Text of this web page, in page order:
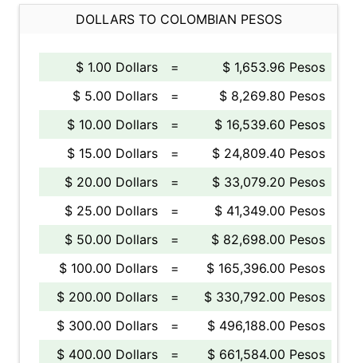
DOLLARS TO COLOMBIAN PESOS
$ 1.00 Dollars =
$ 1,653.96 Pesos
$ 5.00 Dollars
=
$ 8,269.80 Pesos
$ 10.00 Dollars
=
$ 16,539.60 Pesos
$ 15.00 Dollars
=
$ 24,809.40 Pesos
$ 20.00 Dollars
=
$ 33,079.20 Pesos
$ 25.00 Dollars
=
$ 41,349.00 Pesos
$ 50.00 Dollars
=
$ 82,698.00 Pesos
$ 100.00 Dollars
=
$ 165,396.00 Pesos
$ 200.00 Dollars
=
$ 330,792.00 Pesos
$ 300.00 Dollars
=
$ 496,188.00 Pesos
$ 400.00 Dollars
=
$ 661,584.00 Pesos